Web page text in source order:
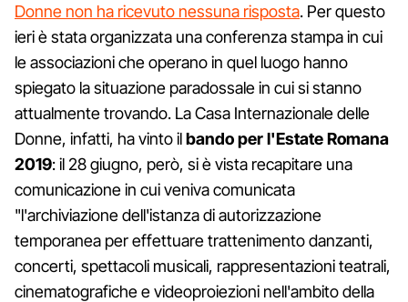
Donne non ha ricevuto nessuna risposta. Per questo
ieri è stata organizzata una conferenza stampa in cui
le associazioni che operano in quel luogo hanno
spiegato la situazione paradossale in cui si stanno
attualmente trovando. La Casa Internazionale delle
Donne, infatti, ha vinto ilbando per l'Estate Romana
2019: il 28 giugno, però, si è vista recapitare una
comunicazione in cui veniva comunicata
"l'archiviazione dell'istanza di autorizzazione
temporanea per effettuare trattenimento danzanti,
concerti, spettacoli musicali, rappresentazioni teatrali,
cinematografiche e videoproiezioni nell'ambito della